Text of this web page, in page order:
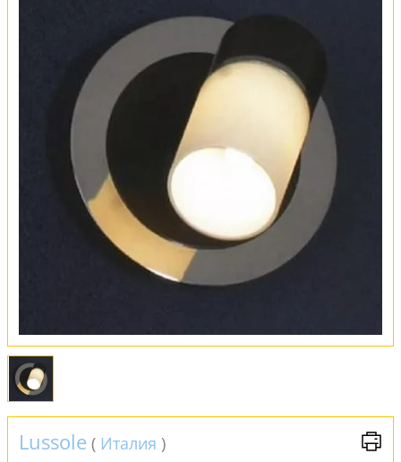
Вся коллекция
Оплата и доставка
Обмен и возврат
Установка
FAQ
Lussole ( Италия )